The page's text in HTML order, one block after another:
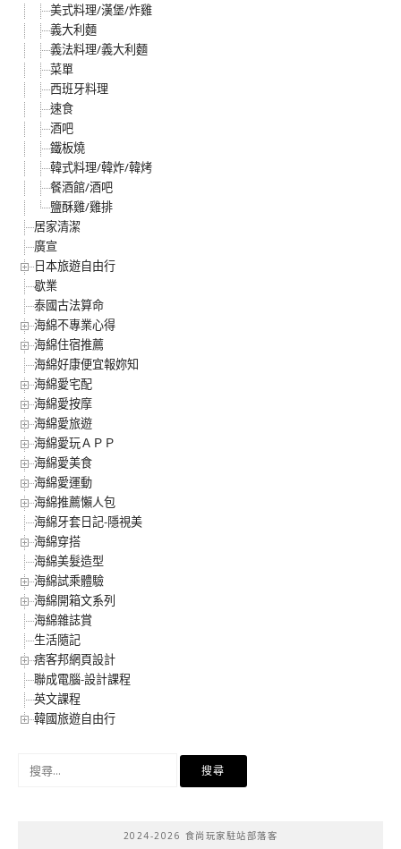
美式料理/漢堡/炸雞
義大利麵
義法料理/義大利麵
菜單
西班牙料理
速食
酒吧
鐵板燒
韓式料理/韓炸/韓烤
餐酒館/酒吧
鹽酥雞/雞排
居家清潔
廣宣
日本旅遊自由行
歇業
泰國古法算命
海綿不專業心得
海綿住宿推薦
海綿好康便宜報妳知
海綿愛宅配
海綿愛按摩
海綿愛旅遊
海綿愛玩ＡＰＰ
海綿愛美食
海綿愛運動
海綿推薦懶人包
海綿牙套日記-隱視美
海綿穿搭
海綿美髮造型
海綿試乘體驗
海綿開箱文系列
海綿雜誌賞
生活隨記
痞客邦網頁設計
聯成電腦-設計課程
英文課程
韓國旅遊自由行
2024-2026 食尚玩家駐站部落客